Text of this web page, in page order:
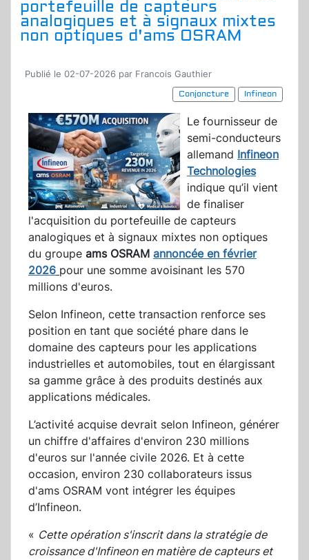
portefeuille de capteurs
analogiques et à signaux mixtes
non optiques d'ams OSRAM
Publié le 02-07-2026 par Francois Gauthier
Conjoncture
Infineon
Le fournisseur de
semi-conducteurs
allemand Infineon
Technologies
indique qu’il vient
de finaliser
l'acquisition du portefeuille de capteurs
analogiques et à signaux mixtes non optiques
du groupe ams OSRAM annoncée en février
2026 pour une somme avoisinant les 570
millions d'euros.
Selon Infineon, cette transaction renforce ses
position en tant que société phare dans le
domaine des capteurs pour les applications
industrielles et automobiles, tout en élargissant
sa gamme grâce à des produits destinés aux
applications médicales.
L’activité acquise devrait selon Infineon, générer
un chiffre d'affaires d'environ 230 millions
d'euros sur l'année civile 2026. Et à cette
occasion, environ 230 collaborateurs issus
d'ams OSRAM vont intégrer les équipes
d’Infineon.
« Cette opération s'inscrit dans la stratégie de
croissance d'Infineon en matière de capteurs et